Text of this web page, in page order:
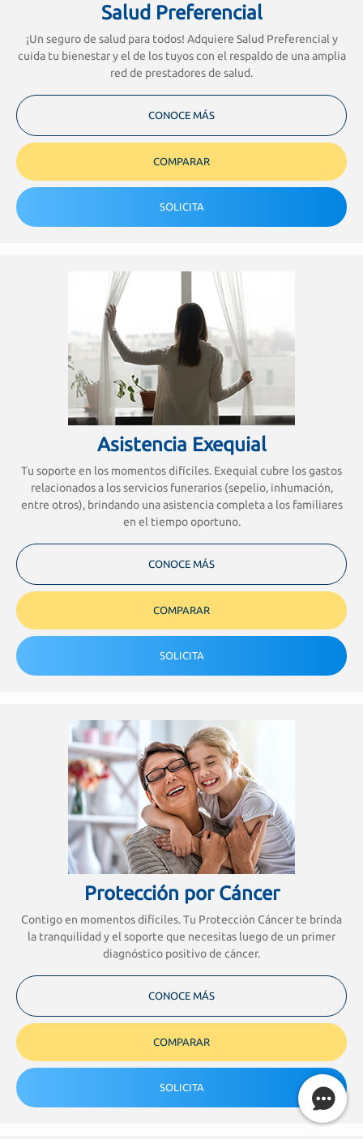
Salud Preferencial
¡Un seguro de salud para todos! Adquiere Salud Preferencial y
cuida tu bienestar y el de los tuyos con el respaldo de una amplia
red de prestadores de salud.
CONOCE MÁS
COMPARAR
SOLICITA
Asistencia Exequial
Tu soporte en los momentos difíciles. Exequial cubre los gastos
relacionados a los servicios funerarios (sepelio, inhumación,
entre otros), brindando una asistencia completa a los familiares
en el tiempo oportuno.
CONOCE MÁS
COMPARAR
SOLICITA
Protección por Cáncer
Contigo en momentos difíciles. Tu Protección Cáncer te brinda
la tranquilidad y el soporte que necesitas luego de un primer
diagnóstico positivo de cáncer.
CONOCE MÁS
COMPARAR
SOLICITA